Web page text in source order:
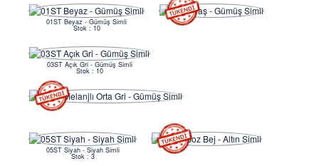
01ST Beyaz - Gümüş Simli
Stok : 10
03ST Açık Gri - Gümüş Simli
Stok : 10
05ST Siyah - Siyah Simli
Stok : 3